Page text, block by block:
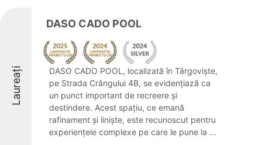
Laureați
DASO CADO POOL
DASO CADO POOL, localizată în Târgoviște,
pe Strada Crângului 4B, se evidențiază ca
un punct important de recreere și
destindere. Acest spațiu, ce emană
rafinament și liniște, este recunoscut pentru
experiențele complexe pe care le pune la ...